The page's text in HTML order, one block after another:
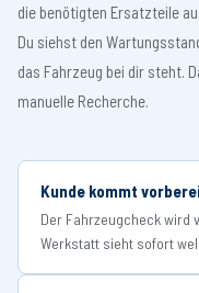
die benötigten Ersatzteile
Du siehst den
das Fahrzeug bei dir steht.
manuelle Recherche.
Kunde kommt
Der Fahrzeugcheck wird
Werkstatt sieht sofort